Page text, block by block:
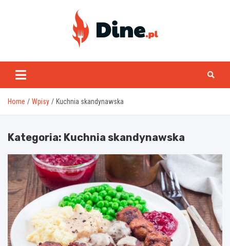
www.dine.pl
Home Wpisy Kuchnia skandynawska
Kategoria: Kuchnia skandynawska